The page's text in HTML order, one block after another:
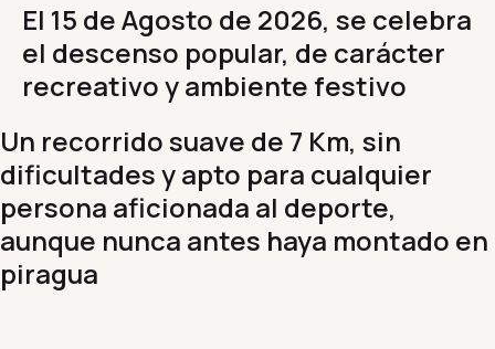
El 15 de Agosto de 2026, se celebra
el descenso popular, de carácter
recreativo y ambiente festivo
Un recorrido suave de 7 Km, sin
dificultades y apto para cualquier
persona aficionada al deporte,
aunque nunca antes haya montado en
piragua